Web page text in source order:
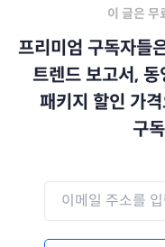
이 글은 무
프리미엄 구독자들
트렌드 보고서,
패키지 할인 가
구